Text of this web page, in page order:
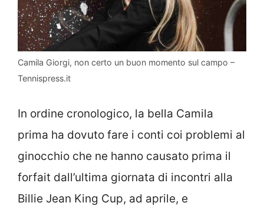
Camila Giorgi, non certo un buon momento sul campo –
Tennispress.it
In ordine cronologico, la bella Camila
prima ha dovuto fare i conti coi problemi al
ginocchio che ne hanno causato prima il
forfait dall’ultima giornata di incontri alla
Billie Jean King Cup, ad aprile, e